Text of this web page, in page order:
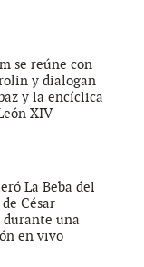
se reúne con
y dialogan
y la encíclica
XIV
La Beba del
César
durante una
en vivo